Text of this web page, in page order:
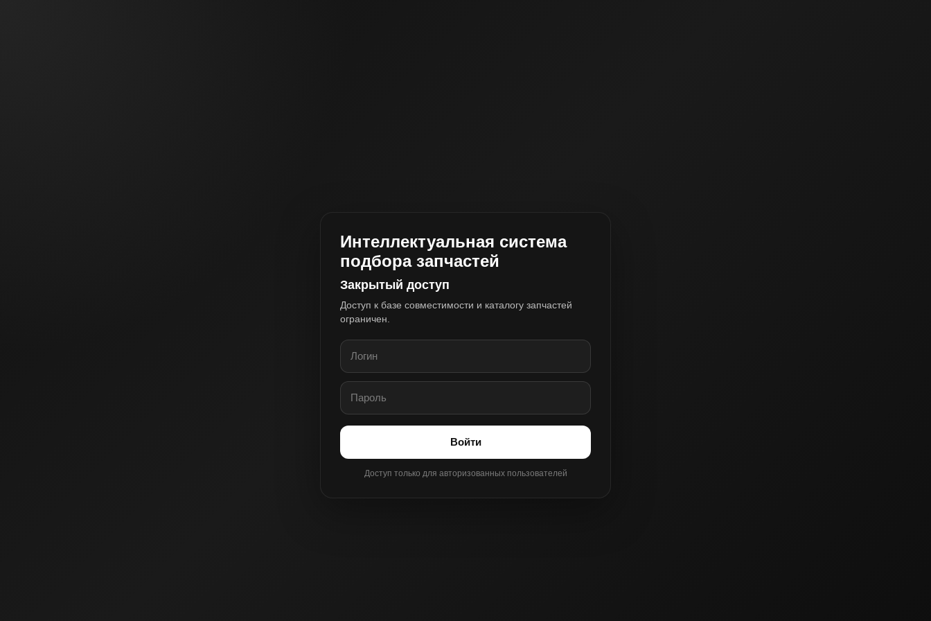
Интеллектуальная система
подбора запчастей
Закрытый доступ
Доступ к базе совместимости и каталогу запчастей
ограничен.
Войти
Доступ только для авторизованных пользователей